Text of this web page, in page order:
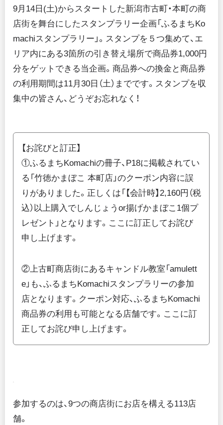
ふるまちイベントカレンダー 2024～2025
古町どんどん
インフィニティーブルー
そのほかのイベント
9月14日(土)からスタートした新潟市古町・本町の商
店街を舞台にしたスタンプラリー企画「ふるまちKo
machiスタンプラリー」。スタンプを５つ集めて、エ
リア内にある3箇所の引き替え場所で商品券1,000円
分をゲットできる当企画。商品券への換金と商品券
の利用期間は11月30日（土）までです。スタンプを収
集中の皆さん、どうぞお忘れなく！
【お詫びと訂正】
①ふるまちKomachiの冊子、P18に掲載されてい
る「竹徳かまぼこ 本町店」のクーポン内容に誤
りがありました。正しくは「【会計時】2,160円（税
込）以上購入でしんじょうor揚げかまぼこ1個プ
レゼント」となります。ここに訂正してお詫び
申し上げます。
②上古町商店街にあるキャンドル教室「amulett
e」も、ふるまちKomachiスタンプラリーの参加
店となります。クーポン対応、ふるまちKomachi
商品券の利用も可能となる店舗です。ここに訂
正してお詫び申し上げます。
参加するのは、9つの商店街にお店を構える113店
舗。